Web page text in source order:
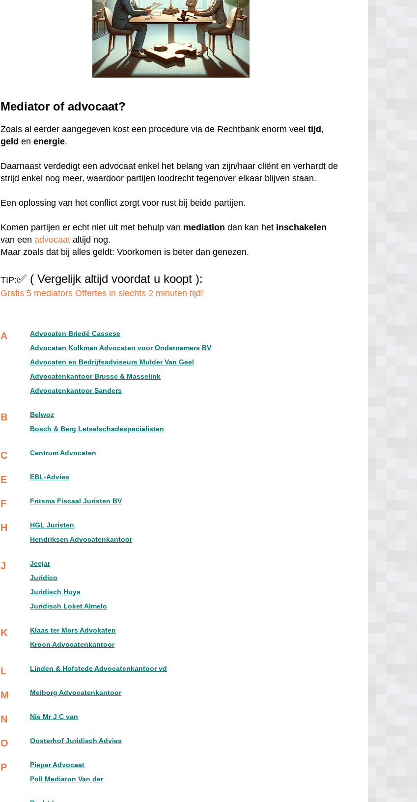
Mediator of advocaat?
Zoals al eerder aangegeven kost een procedure via de Rechtbank enorm veeltijd,
geld enenergie.
Daarnaast verdedigt een advocaat enkel het belang van zijn/haar cliënt en verhardt de
strijd enkel nog meer, waardoor partijen loodrecht tegenover elkaar blijven staan.
Een oplossing van het conflict zorgt voor rust bij beide partijen.
Komen partijen er echt niet uit met behulp van mediation dan kan het inschakelen
van eenadvocaat altijd nog.
Maar zoals dat bij alles geldt: Voorkomen is beter dan genezen.
TIP:✅ ( Vergelijk altijd voordat u koopt ):
Gratis 5 mediators Offertes in slechts 2 minuten tijd!
A
Advocaten Briedé Cassese
Advocaten Kolkman Advocaten voor Ondernemers BV
Advocaten en Bedrijfsadviseurs Mulder Van Geel
Advocatenkantoor Brusse & Masselink
Advocatenkantoor Sanders
B
Belwoz
Bosch & Berg Letselschadespecialisten
C Centrum Advocaten
E EBL-Advies
F Fritsma Fiscaal Juristen BV
H
HGL Juristen
Hendriksen Advocatenkantoor
J
Jeejar
Juridico
Juridisch Huys
Juridisch Loket Almelo
K
Klaas ter Mors Advokaten
Kroon Advocatenkantoor
L Linden & Hofstede Advocatenkantoor vd
M Meiborg Advocatenkantoor
N Nie Mr J C van
O Oosterhof Juridisch Advies
P
Pieper Advocaat
Poll Mediaton Van der